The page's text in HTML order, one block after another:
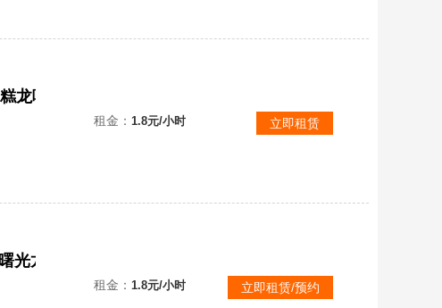
租金： 1.8元/小时 立即租赁
租金： 1.8元/小时 立即租赁/预约